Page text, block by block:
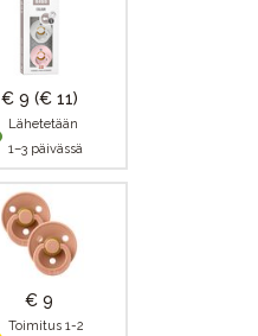
€ 9 (€ 11)
Lähetetään
1–3 päivässä
€ 9
Toimitus 1-2